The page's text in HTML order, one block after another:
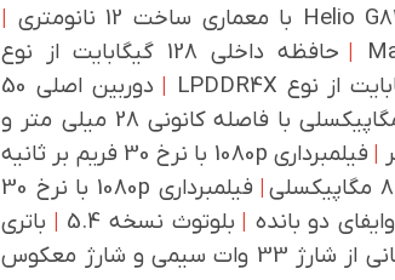
|
|
حافظه داخلی 128 گیگابایت از نوع
|
دوربین اصلی 50
دوربین اصلی 50 مگاپیکسلی با فاصله کانونی 28 میلی متر و
|
فیلمبرداری 1080p با نرخ 30 فریم بر ثانیه
|
فیلمبرداری 1080p با نرخ 30
وایفای دو بانده | بلوتوث نسخه 5.4 | باتری
پشتیبانی از شارژ 33 وات سیمی و شارژ معکوس